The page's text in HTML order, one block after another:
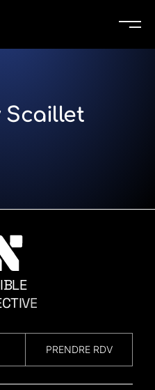
Scaillet
CTIVE
PRENDRE RDV